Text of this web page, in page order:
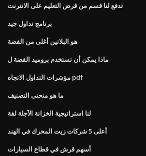
تدفع لنا قسم من قرض التعليم على الانترنت
برنامج تداول جيد
هو البلاتين أغلى من الفضة
ماذا يمكن أن تستخدم بروميد الفضة ل
مؤشرات التداول الاتجاه pdf
ما هو منحنى التصنيف
لنا استراتيجية الخزانة الآجلة لفة
أعلى 5 شركات زيت المحرك في الهند
أسهم قرش في قطاع السيارات